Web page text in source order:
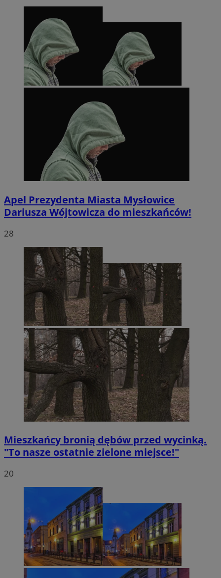
Apel Prezydenta Miasta Mysłowice
Dariusza Wójtowicza do mieszkańców!
28
Mieszkańcy bronią dębów przed wycinką.
"To nasze ostatnie zielone miejsce!"
20